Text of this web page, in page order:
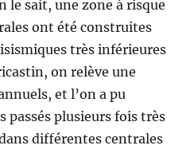
le sait, une zone à risque
ont été construites
très inférieures
on relève une
et l’on a pu
passés plusieurs fois très
différentes centrales